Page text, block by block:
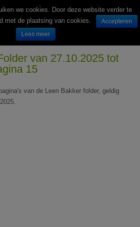
supermarkten en winkels
van 27.10.2025 tot
15
van de Leen Bakker folder, geldig
we cookies. Door deze website verder te
met de plaatsing van cookies.
Accepteren
Lees meer